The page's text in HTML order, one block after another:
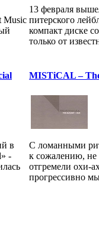
Music
13 февраля
питерского
компакт диске
только от
в
-
MISTiCAL –
С ломанными
к сожалению, не
отгремели охи-
прогрессивно